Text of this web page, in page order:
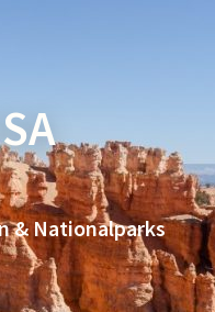
& Nationalparks